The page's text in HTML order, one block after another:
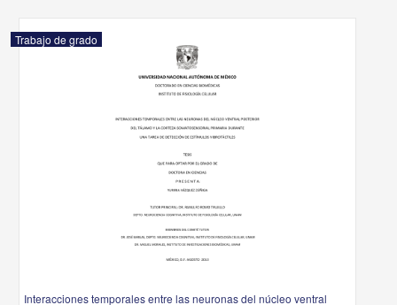
Trabajo de grado
Interacciones temporales entre las neuronas del núcleo ventral